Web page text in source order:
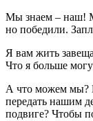
Мы знаем – наш!
но победили.
Я вам жить
Что я больше
А что можем мы?
передать нашим
подвиге? Чтобы